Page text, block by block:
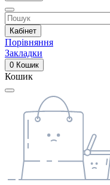
Кабінет
Порівняння
Закладки
0 Кошик
Кошик